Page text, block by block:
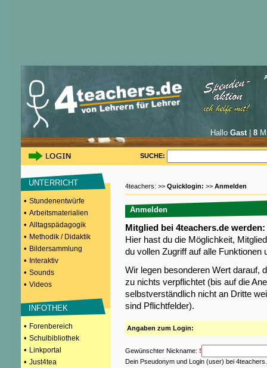
Hallo Gast| 8
SUCHE:
UNTERRICHT
• Stundenentwürfe
• Arbeitsmaterialien
• Alltagspädagogik
• Methodik / Didaktik
• Bildersammlung
• Interaktiv
• Sounds
• Videos
INFOTHEK
• Forenbereich
• Schulbibliothek
• Linkportal
• Just4tea
4teachers: >> Quicklogin: >> Anmelden
Anmelden
Mitglied bei 4teachers.de werden:
Hier hast du die Möglichkeit,
du vollen Zugriff auf alle Funktionen
Wir legen besonderen Wert darauf,
zu nichts verpflichtet (bis auf die
selbstverständlich nicht an Dritte
sind Pflichtfelder).
Angaben zum Login:
Gewünschter Nickname: !
Dein Pseudonym und Login (user) bei